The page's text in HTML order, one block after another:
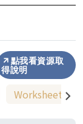
點我看資源取
得說明
Worksheets